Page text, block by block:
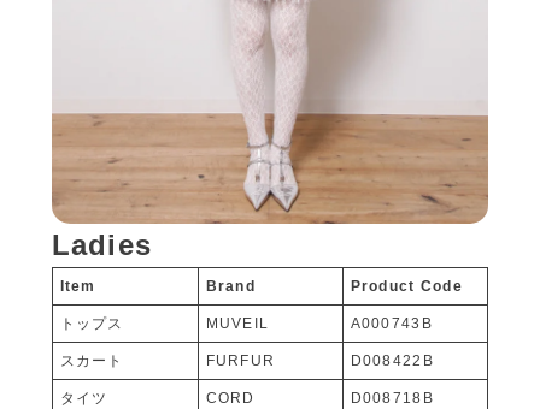
Ladies
Item Brand Product Code
トップス MUVEIL A000743B
スカート FURFUR D008422B
タイツ CORD
D008718B